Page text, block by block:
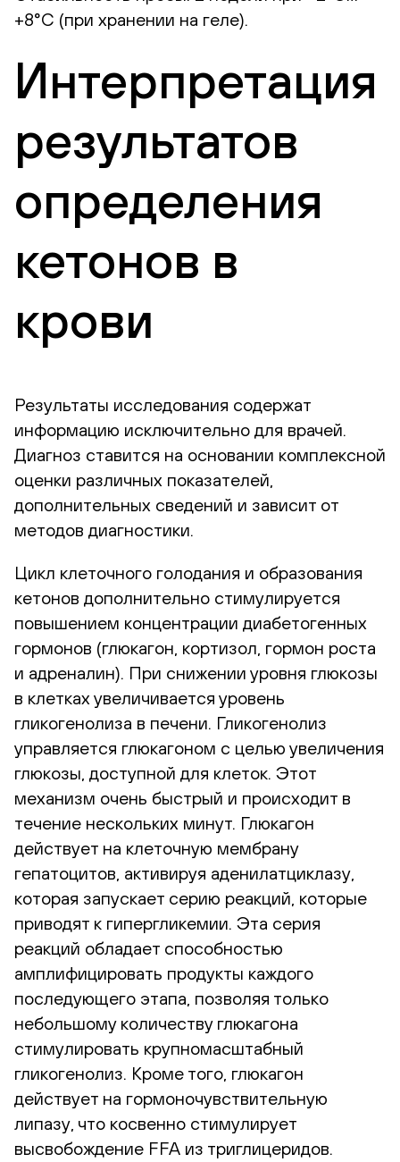
+8°С (при хранении на геле).
Интерпретация
результатов
определения
кетонов в
крови
Результаты исследования содержат
информацию исключительно для врачей.
Диагноз ставится на основании комплексной
оценки различных показателей,
дополнительных сведений и зависит от
методов диагностики.
Цикл клеточного голодания и образования
кетонов дополнительно стимулируется
повышением концентрации диабетогенных
гормонов (глюкагон, кортизол, гормон роста
и адреналин). При снижении уровня глюкозы
в клетках увеличивается уровень
гликогенолиза в печени. Гликогенолиз
управляется глюкагоном с целью увеличения
глюкозы, доступной для клеток. Этот
механизм очень быстрый и происходит в
течение нескольких минут. Глюкагон
действует на клеточную мембрану
гепатоцитов, активируя аденилатциклазу,
которая запускает серию реакций, которые
приводят к гипергликемии. Эта серия
реакций обладает способностью
амплифицировать продукты каждого
последующего этапа, позволяя только
небольшому количеству глюкагона
стимулировать крупномасштабный
гликогенолиз. Кроме того, глюкагон
действует на гормоночувствительную
липазу, что косвенно стимулирует
высвобождение FFA из триглицеридов.